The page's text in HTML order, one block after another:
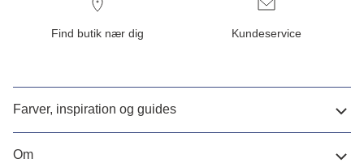
Find butik nær dig Kundeservice
Farver, inspiration og guides
Om